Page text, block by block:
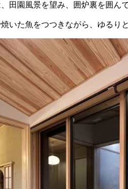
田園風景を望み、囲炉裏を囲ん
いた魚をつつきながら、ゆるり